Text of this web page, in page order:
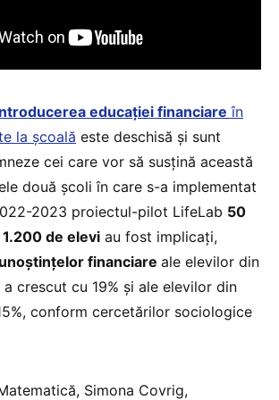
educației financiare în
la școală este deschisă și sunt
cei care vor să susțină această
două școli în care s-a implementat
2023 proiectul-pilot LifeLab 50
1.200 de elevi au fost implicați,
financiare ale elevilor din
crescut cu 19% și ale elevilor din
conform cercetărilor sociologice
Simona Covrig,